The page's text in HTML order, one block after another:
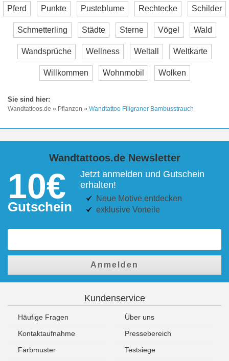
Pferd Punkte Pusteblume Rechtecke Schilder
Schmetterling Städte Sterne Vögel Wald
Wandsprüche Wellness Weltall Weltkarte
Willkommen Wohnmobil Wolken
Wandtattoos.de » Pflanzen » Wandtattoo Filigraner Bambusstrauch
Wandtattoos.de Newsletter
10€
Gutschein
Jetzt anmelden und Gutschein
erhalten!
Neue Motive entdecken
exklusive Vorteile
Anmelden
Kundenservice
Häufige Fragen
Über uns
Kontaktaufnahme
Pressebereich
Farbmuster
Testsiege